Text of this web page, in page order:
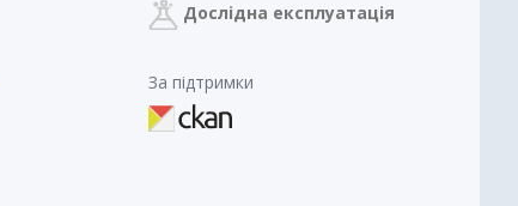
Дослідна експлуатація
За підтримки